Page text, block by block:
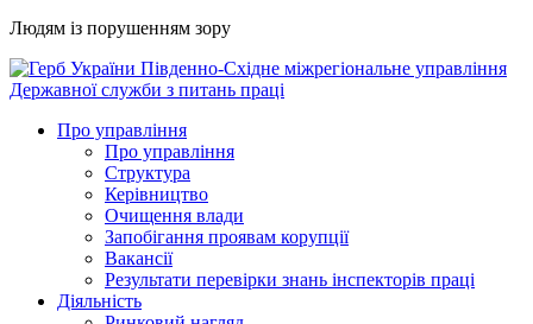
Людям із порушенням зору
Південно-Східне міжрегіональне управління
Державної служби з питань праці
Про управління
Про управління
Структура
Керівництво
Очищення влади
Запобігання проявам корупції
Вакансії
Результати перевірки знань інспекторів праці
Діяльність